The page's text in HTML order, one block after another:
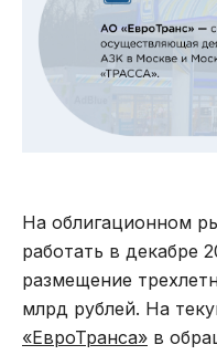
На облигационном
работать в декабре
размещение
млрд рублей. На
«ЕвроТранса» в